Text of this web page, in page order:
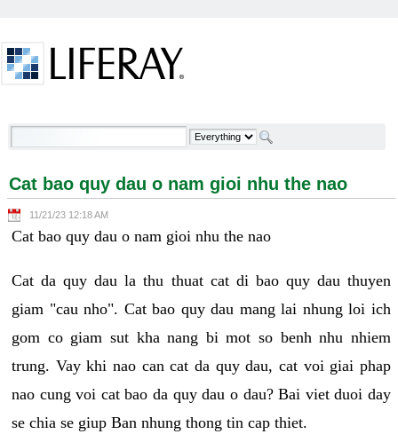
Cat bao quy dau o nam gioi nhu the nao - Welcome
Cat bao quy dau o nam gioi nhu the nao
11/21/23 12:18 AM
Cat bao quy dau o nam gioi nhu the nao
Cat da quy dau la thu thuat cat di bao quy dau thuyen
giam "cau nho". Cat bao quy dau mang lai nhung loi ich
gom co giam sut kha nang bi mot so benh nhu nhiem
trung. Vay khi nao can cat da quy dau, cat voi giai phap
nao cung voi cat bao da quy dau o dau? Bai viet duoi day
se chia se giup Ban nhung thong tin cap thiet.